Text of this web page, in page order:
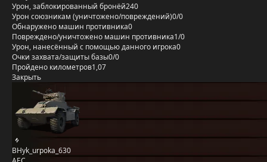
Урон, заблокированный бронёй240
Урон союзникам (уничтожено/повреждений)0/0
Обнаружено машин противника0
Повреждено/уничтожено машин противника1/0
Урон, нанесённый с помощью данного игрока0
Очки захвата/защиты базы0/0
Пройдено километров1,07
Закрыть
BHyk_urpoka_630